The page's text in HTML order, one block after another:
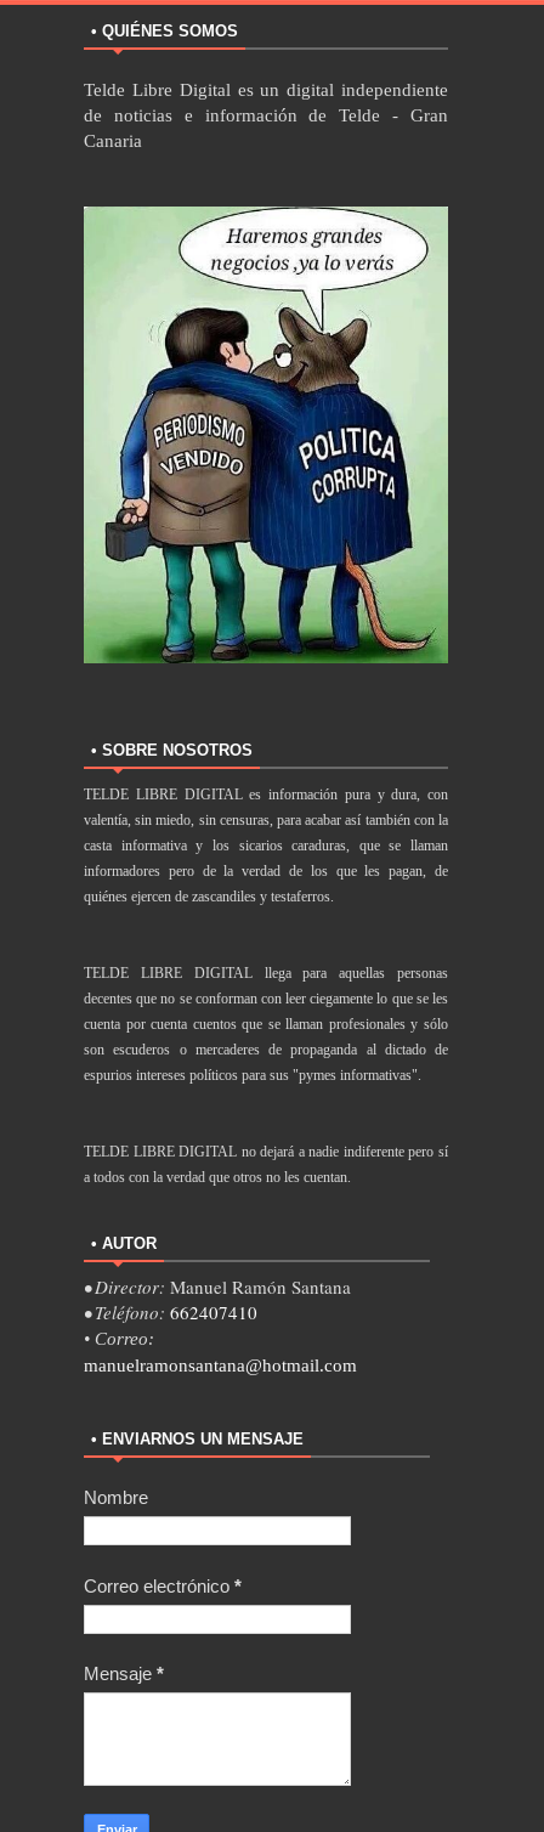
• QUIÉNES SOMOS
Telde Libre Digital es un digital independiente
de noticias e información de Telde - Gran
Canaria
• SOBRE NOSOTROS
TELDE LIBRE DIGITAL es información pura y dura, con
valentía, sin miedo, sin censuras, para acabar así también con la
casta informativa y los sicarios caraduras, que se llaman
informadores pero de la verdad de los que les pagan, de
quiénes ejercen de zascandiles y testaferros.
TELDE LIBRE DIGITAL llega para aquellas personas
decentes que no se conforman con leer ciegamente lo que se les
cuenta por cuenta cuentos que se llaman profesionales y sólo
son escuderos o mercaderes de propaganda al dictado de
espurios intereses políticos para sus "pymes informativas".
TELDE LIBRE DIGITAL no dejará a nadie indiferente pero sí
a todos con la verdad que otros no les cuentan.
• AUTOR
• Director: Manuel Ramón Santana
• Teléfono: 662407410
• Correo:
manuelramonsantana@hotmail.com
• ENVIARNOS UN MENSAJE
Nombre
Correo electrónico *
Mensaje *